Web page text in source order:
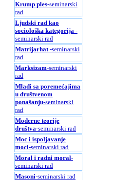
Krump ples-seminarski
rad
Ljudski rad kao
sociološka kategorija -
seminarski rad
Matrijarhat-seminarski
rad
Marksizam-seminarski
rad
Mladi sa poremećajima
u društvenom
ponašanju-seminarski
rad
Moderne teorije
društva-seminarski rad
Moc i ispoljavanje
moci-seminarski rad
Moral i radni moral-
seminarski rad
Masoni-seminarski rad